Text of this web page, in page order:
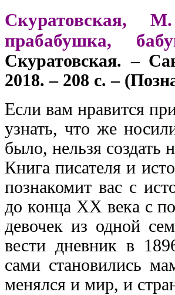
Скуратовская,
прабабушка,
Скуратовская. –
2018. – 208 с. –
Если вам нравится
узнать, что же
было, нельзя создать
Книга писателя и
познакомит вас с
до конца XX века с
девочек из одной
вести дневник в
сами становились
менялся и мир, и